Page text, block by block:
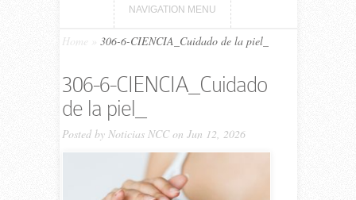
NAVIGATION MENU
Home 306-6-CIENCIA_Cuidado de la piel_
306-6-CIENCIA_Cuidado
de la piel_
Posted by Noticias NCCon Jun 12, 2026